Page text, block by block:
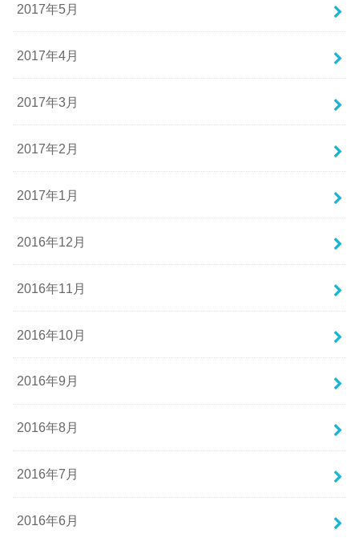
2017年5月
2017年4月
2017年3月
2017年2月
2017年1月
2016年12月
2016年11月
2016年10月
2016年9月
2016年8月
2016年7月
2016年6月